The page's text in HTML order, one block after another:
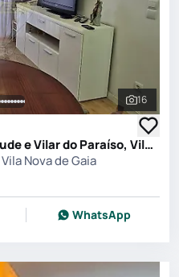
Ver
16
Apartamento T2 em Mafamude e Vilar do Paraíso, Vila Nova de Gaia
Nova de Gaia
WhatsApp